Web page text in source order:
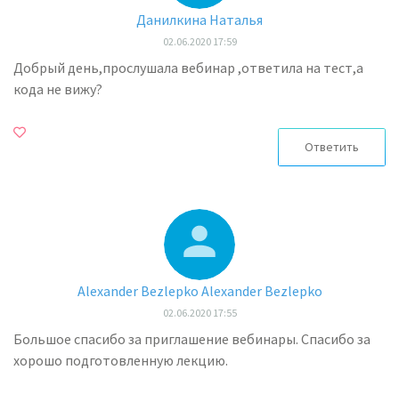
Данилкина Наталья
02.06.2020 17:59
Добрый день,прослушала вебинар ,ответила на тест,а
кода не вижу?
Ответить
Alexander Bezlepko Alexander Bezlepko
02.06.2020 17:55
Большое спасибо за приглашение вебинары. Спасибо за
хорошо подготовленную лекцию.